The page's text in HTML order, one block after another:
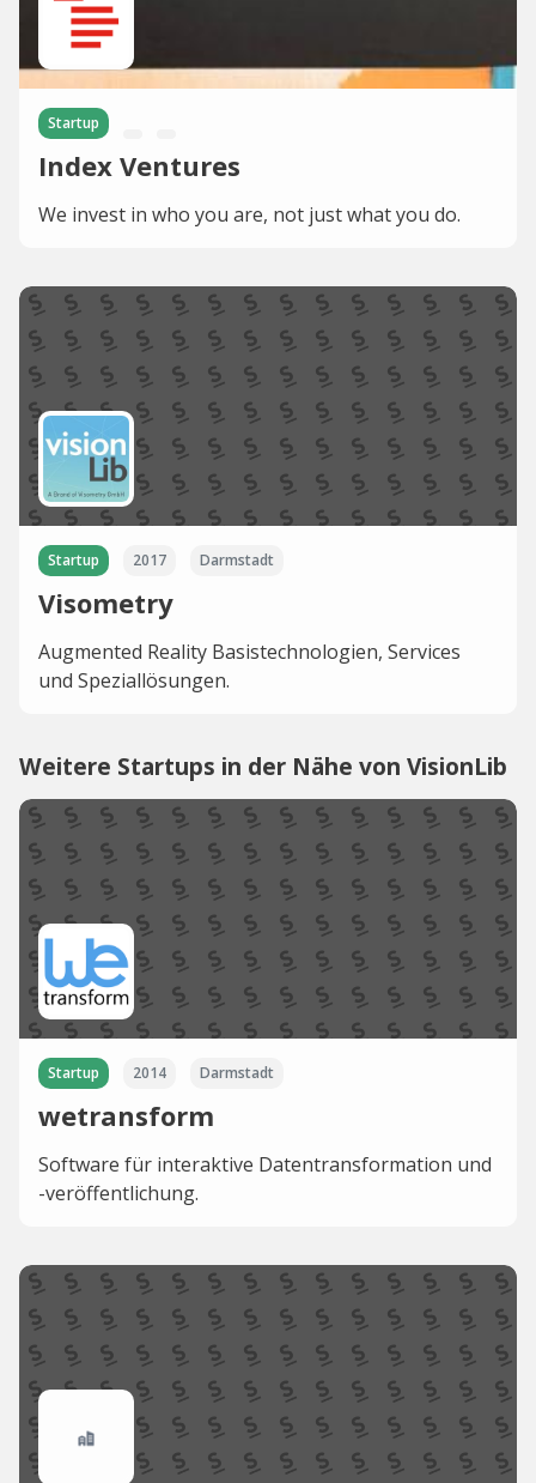
Startup
Index Ventures
We invest in who you are, not just what you do.
Startup 2017 Darmstadt
Visometry
Augmented Reality Basistechnologien, Services
und Speziallösungen.
Weitere Startups in der Nähe von VisionLib
Startup 2014 Darmstadt
wetransform
Software für interaktive Datentransformation und
-veröffentlichung.